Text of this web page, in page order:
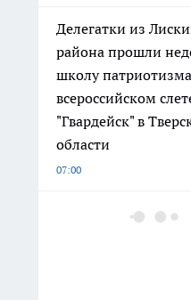
Делегатки из
района прошли
школу
всероссийском
"Гвардейск" в
области
07:00
В Воронежской